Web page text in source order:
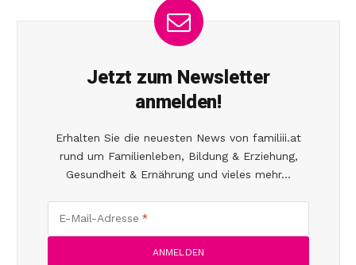
Jetzt zum Newsletter
anmelden!
Erhalten Sie die neuesten News von familiii.at
rund um Familienleben, Bildung & Erziehung,
Gesundheit & Ernährung und vieles mehr...
E-Mail-Adresse